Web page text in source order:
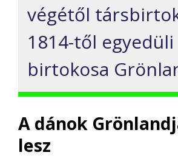
végétől
1814-től egyedüli
birtokosa
A dánok
lesz